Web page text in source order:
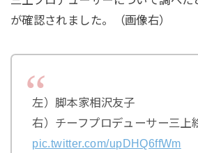
が確認されました。（画像右）
左）脚本家相沢友子
右）チーフプロデューサー三上
pic.twitter.com/upDHQ6ffWm